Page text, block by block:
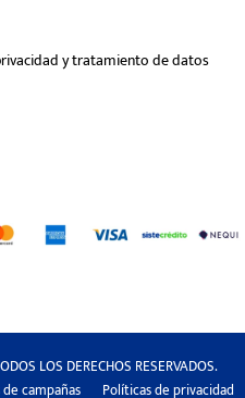
y tratamiento de datos
LOS DERECHOS RESERVADOS.
campañas Políticas de privacidad